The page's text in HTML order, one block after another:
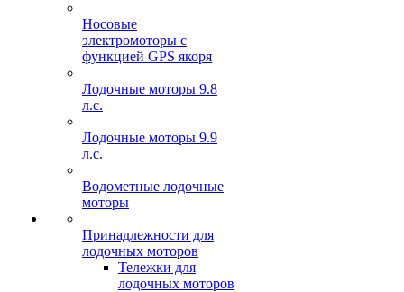
Носовые
электромоторы с
функцией GPS якоря
Лодочные моторы 9.8
л.с.
Лодочные моторы 9.9
л.с.
Водометные лодочные
моторы
Принадлежности для
лодочных моторов
Тележки для
лодочных моторов